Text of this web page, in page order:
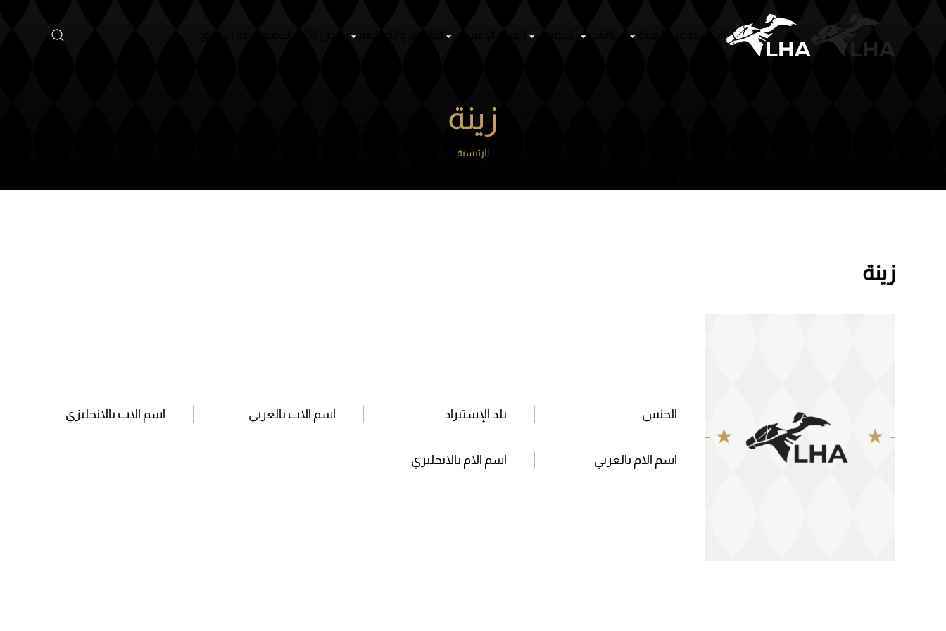
Skip to main content الرئيسيةعن الهيئة أشخاص المركز الإعلامي التنظيم والحوكمة منظومة السباق
زينة
الرئيسية
زينة
الجنس بلد الإستيراد اسم الاب بالعربي اسم الاب بالانجليزي
اسم الام بالعربي اسم الام بالانجليزي